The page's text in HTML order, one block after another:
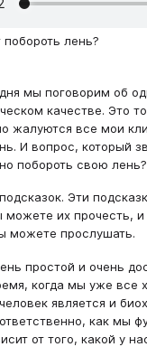
лень?
мы поговорим об
качестве. Это
жалуются все мои
И вопрос, который
побороть свою
Эти
их прочесть, и
можете прослушать.
простой и очень
когда мы уже все
является и
как мы
от того, какой у